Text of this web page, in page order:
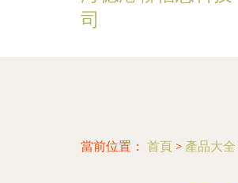
司
當前位置： 首頁 > 產品大全